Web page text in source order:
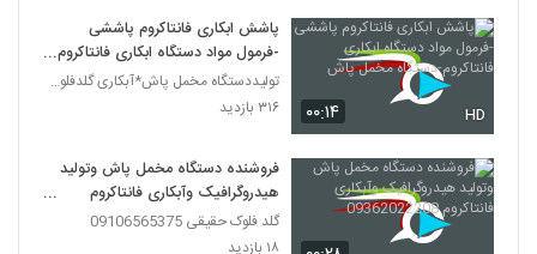
۰۰:۱۴ HD
پاشش ابکاری فانتاکروم پاششی
-فرمول مواد دستگاه ابکاری فانتاکروم-
دستگاه مخمل پاش
تولیددستگاه مخمل پاش*آبکاری گلدفلوک 09106565375
۳۱۶ بازدید
فروشنده دستگاه مخمل پاش وتولید
هیدروگرافیک وآبکاری فانتاکروم
09362022208
گلد فلوک حقیقی 09106565375
۱۸ بازدید